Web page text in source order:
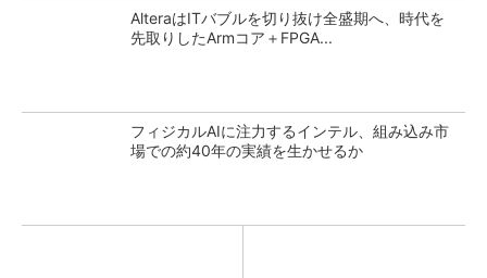
AlteraはITバブルを切り抜け全盛期へ、時代を
先取りしたArmコア＋FPGA...
フィジカルAIに注力するインテル、組み込み市
場での約40年の実績を生かせるか